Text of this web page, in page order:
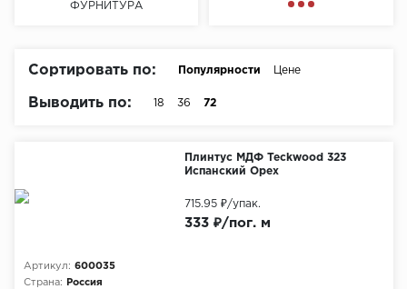
ФУРНИТУРА
Сортировать по: Популярности Цене
Выводить по: 18 36 72
Плинтус МДФ Teckwood 323
Испанский Орех
Артикул: 600035
Страна:
Россия
333 ₽/пог. м
715.95 ₽/упак.